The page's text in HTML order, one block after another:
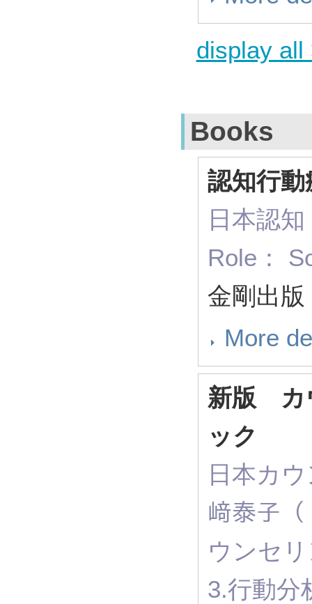
display all
Books
認知行
日本認
Role：
金剛出
More
新版 カ
ック
日本カ
﨑泰子
ウンセ
3.行動分